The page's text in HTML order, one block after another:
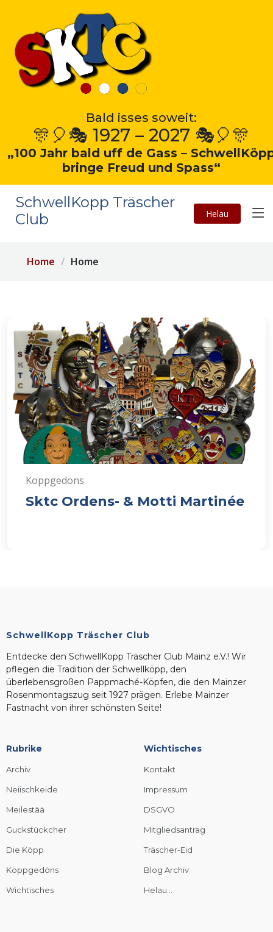
Bald isses soweit:
🎊🎈🎭 1927 – 2027 🎭🎈🎊
„100 Jahr bald uff de Gass –
bringe Freud und Spass“
SchwellKopp Träscher
Club
Helau
Home Home
Koppgedöns
Sktc Ordens- & Motti Martinée
SchwellKopp Träscher Club
Entdecke den SchwellKopp Träscher Club Mainz e.V.! Wir
pflegen die Tradition der Schwellköpp, den
überlebensgroßen Pappmaché-Köpfen, die den Mainzer
Rosenmontagszug seit 1927 prägen. Erlebe Mainzer
Fastnacht von ihrer schönsten Seite!
Rubrike
Archiv
Neiischkeide
Meilestää
Guckstückcher
Die Köpp
Koppgedöns
Wichtisches
Wichtisches
Kontakt
Impressum
DSGVO
Mitgliedsantrag
Träscher-Eid
Blog Archiv
Helau...